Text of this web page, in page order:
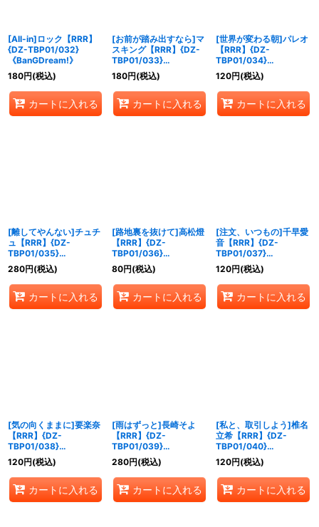
[All-in]ロック【RRR】
{DZ-TBP01/032}
《BanGDream!》
180円(税込)
カートに入れる
[お前が踏み出すなら]マ
スキング【RRR】{DZ-
TBP01/033}
《BanGDream!》
180円(税込)
カートに入れる
[世界が変わる朝]パレオ
【RRR】{DZ-
TBP01/034}
《BanGDream!》
120円(税込)
カートに入れる
[離してやんない]チュチ
ュ【RRR】{DZ-
TBP01/035}
《BanGDream!》
280円(税込)
カートに入れる
[路地裏を抜けて]高松燈
【RRR】{DZ-
TBP01/036}
《BanGDream!》
80円(税込)
カートに入れる
[注文、いつもの]千早愛
音【RRR】{DZ-
TBP01/037}
《BanGDream!》
120円(税込)
カートに入れる
[気の向くままに]要楽奈
【RRR】{DZ-
TBP01/038}
《BanGDream!》
120円(税込)
カートに入れる
[雨はずっと]長崎そよ
【RRR】{DZ-
TBP01/039}
《BanGDream!》
280円(税込)
カートに入れる
[私と、取引しよう]椎名
立希【RRR】{DZ-
TBP01/040}
《BanGDream!》
120円(税込)
カートに入れる